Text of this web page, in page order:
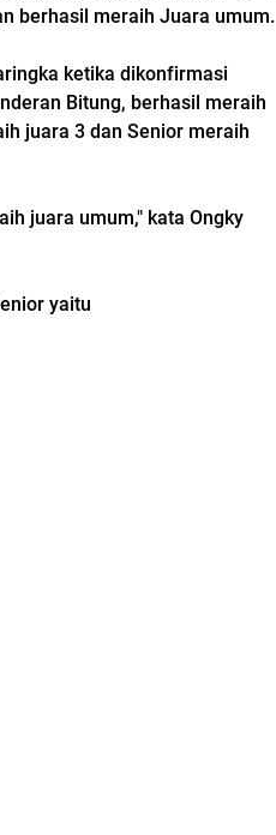
berhasil meraih Juara umum.
ketika dikonfirmasi
Bitung, berhasil meraih
juara 3 dan Senior meraih
juara umum," kata Ongky
yaitu